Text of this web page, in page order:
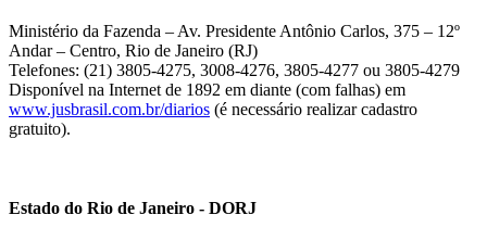
Ministério da Fazenda – Av. Presidente Antônio Carlos, 375 – 12º
Andar – Centro, Rio de Janeiro (RJ)
Telefones: (21) 3805-4275, 3008-4276, 3805-4277 ou 3805-4279
Disponível na Internet de 1892 em diante (com falhas) em
www.jusbrasil.com.br/diarios (é necessário realizar cadastro
gratuito).
Estado do Rio de Janeiro - DORJ